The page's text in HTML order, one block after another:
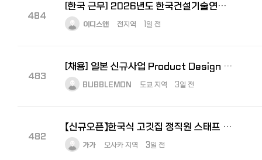
484
[한국 근무] 2026년도 한국건설기술연구원 2차 정규직 채용 공고
이디스앤 전지역 1일 전
483
[채용] 일본 신규사업 Product Design Lead 모집｜도쿄 거주·일본어 가능자
BUBBLEMON 도쿄 지역 3일 전
482
【신규오픈】한국식 고깃집 정직원 스태프 대모집! — 오프닝 멤버로 함께 만들어가실 분을 찾습니다
가가 오사카 지역 3일 전